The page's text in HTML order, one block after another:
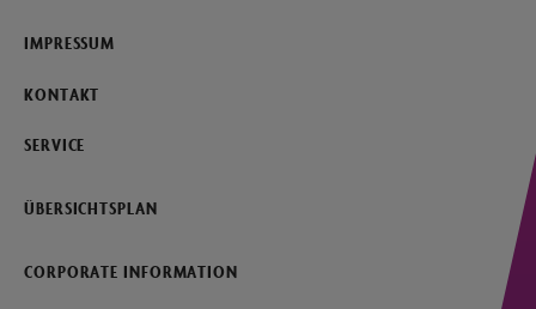
IMPRESSUM
KONTAKT
SERVICE
ÜBERSICHTSPLAN
CORPORATE INFORMATION